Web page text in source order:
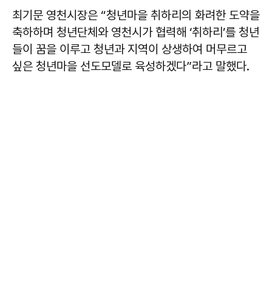
최기문 영천시장은 “청년마을 취하리의 화려한 도약을
축하하며 청년단체와 영천시가 협력해 ‘취하리’를 청년
들이 꿈을 이루고 청년과 지역이 상생하여 머무르고
싶은 청년마을 선도모델로 육성하겠다”라고 말했다.